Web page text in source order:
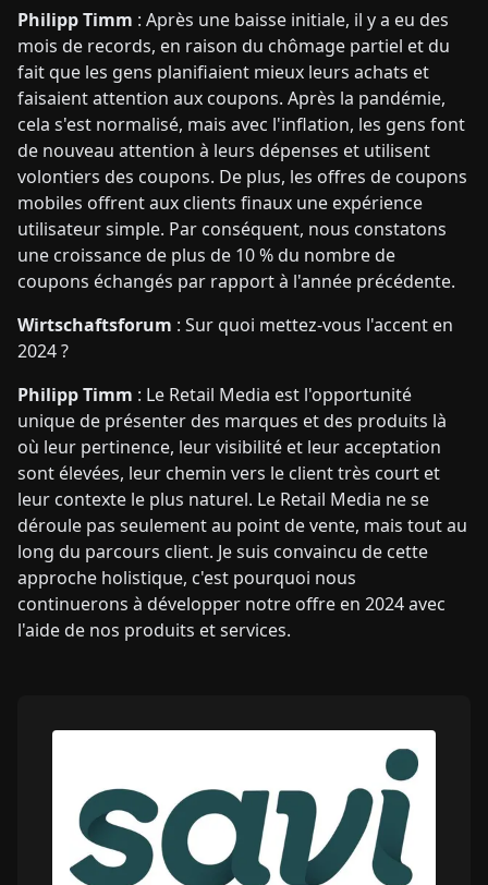
Philipp Timm : Après une baisse initiale, il y a eu des
mois de records, en raison du chômage partiel et du
fait que les gens planifiaient mieux leurs achats et
faisaient attention aux coupons. Après la pandémie,
cela s'est normalisé, mais avec l'inflation, les gens font
de nouveau attention à leurs dépenses et utilisent
volontiers des coupons. De plus, les offres de coupons
mobiles offrent aux clients finaux une expérience
utilisateur simple. Par conséquent, nous constatons
une croissance de plus de 10 % du nombre de
coupons échangés par rapport à l'année précédente.
Wirtschaftsforum : Sur quoi mettez-vous l'accent en
2024 ?
Philipp Timm : Le Retail Media est l'opportunité
unique de présenter des marques et des produits là
où leur pertinence, leur visibilité et leur acceptation
sont élevées, leur chemin vers le client très court et
leur contexte le plus naturel. Le Retail Media ne se
déroule pas seulement au point de vente, mais tout au
long du parcours client. Je suis convaincu de cette
approche holistique, c'est pourquoi nous
continuerons à développer notre offre en 2024 avec
l'aide de nos produits et services.